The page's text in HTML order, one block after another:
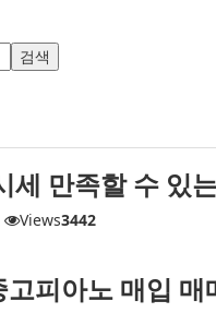
검색
세 만족할 수 있
Views3442
피아노 매입